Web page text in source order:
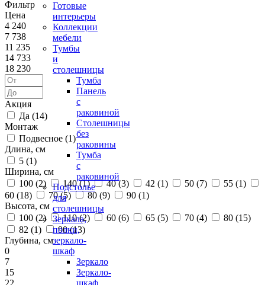
Готовые
интерьеры
Коллекции
мебели
Тумбы
и
столешницы
Тумба
Панель
с
раковиной
Столешницы
без
раковины
Тумба
с
раковиной
Подстолье
для
столешницы
Зеркала,
полки,
зеркало-
шкаф
Зеркало
Зеркало-
Фильтр
Цена
4 240
7 738
11 235
14 733
18 230
Акция
Да (14)
Монтаж
Подвесное (1)
Длина, см
5 (1)
Ширина, см
100 (2) 140 (1) 40 (3) 42 (1) 50 (7) 55 (1)
60 (18) 70 (5) 80 (9) 90 (1)
Высота, см
100 (2) 110 (2) 60 (6) 65 (5) 70 (4) 80 (15)
82 (1) 90 (13)
Глубина, см
0
7
15
22